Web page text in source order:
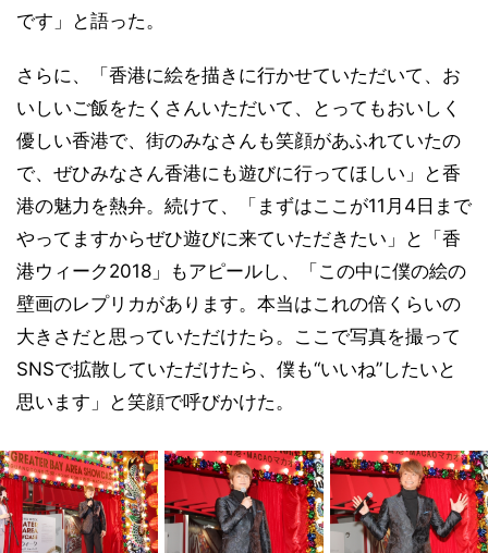
です」と語った。
さらに、「香港に絵を描きに行かせていただいて、お
いしいご飯をたくさんいただいて、とってもおいしく
優しい香港で、街のみなさんも笑顔があふれていたの
で、ぜひみなさん香港にも遊びに行ってほしい」と香
港の魅力を熱弁。続けて、「まずはここが11月4日まで
やってますからぜひ遊びに来ていただきたい」と「香
港ウィーク2018」もアピールし、「この中に僕の絵の
壁画のレプリカがあります。本当はこれの倍くらいの
大きさだと思っていただけたら。ここで写真を撮って
SNSで拡散していただけたら、僕も“いいね”したいと
思います」と笑顔で呼びかけた。